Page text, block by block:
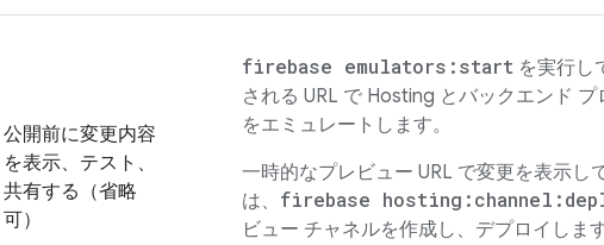
公開前に変更内容
を表示、テスト、
共有する（省略
可）
firebase emulators:start を実行し
される URL で Hosting とバックエンド
をエミュレートします。
一時的なプレビュー URL で変更を表示し
は、 firebase
ビュー チャネルを作成し、デプロイしま